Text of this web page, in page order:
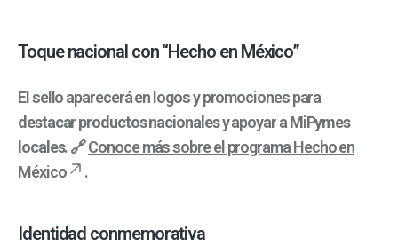
Toque nacional con “Hecho en México”
El sello aparecerá en logos y promociones para
destacar productos nacionalesy apoyar aMiPymes
locales. 🔗Conoce más sobre el programa Hecho en
México
.
Identidad conmemorativa